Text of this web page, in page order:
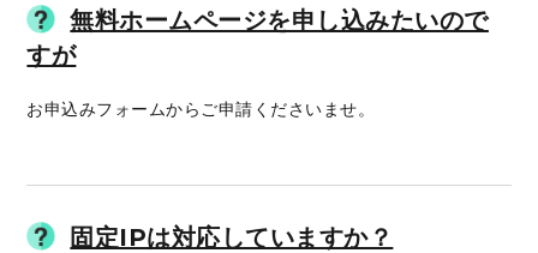
無料ホームページを申し込みたいので
すが
お申込みフォームからご申請くださいませ。
固定IPは対応していますか？